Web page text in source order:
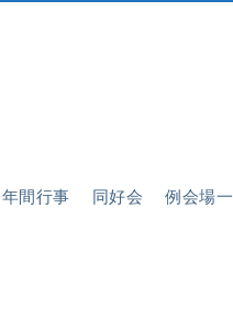
年間行事 同好会 例会場